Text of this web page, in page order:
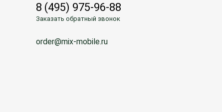
8 (495) 975-96-88
Заказать обратный звонок
order@mix-mobile.ru